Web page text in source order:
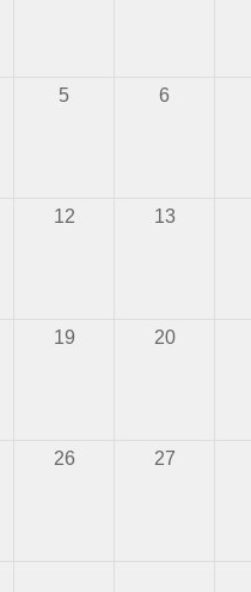
5 6
12 13
19 20
26 27